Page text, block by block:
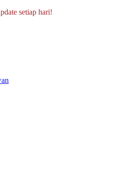
setiap hari!